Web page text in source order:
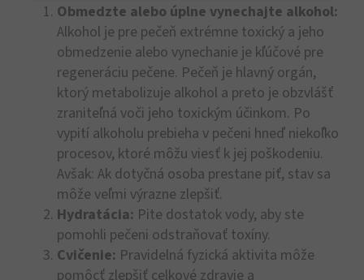
Obmedzte alebo úplne vynechajte alkohol:
Alkohol je pre pečeň extrémne toxický a jeho
obmedzenie alebo vynechanie je kľúčové pre
regeneráciu pečene. Pečeň je hlavný orgán,
ktorý metabolizuje alkohol a preto je obzvlášť
zraniteľná voči jeho toxickým účinkom. Po
vypití alkoholu prebieha v pečeni hneď niekoľko
procesov, ktoré môžu viesť k jej poškodeniu.
Avšak: Ak dotyčná osoba prestane piť, stav sa
môže veľmi výrazne zlepšiť.
Hydratácia: Pite dostatok vody, aby ste
pomohli pečeni odstraňovať toxíny.
Cvičenie: Pravidelná fyzická aktivita môže
pomôcť zlepšiť celkové zdravie a